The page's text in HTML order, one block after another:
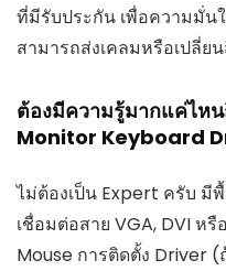
ที่มีรับประกัน เพื่อความมั่น
สามารถส่งเคลมหรือเปลี่ย
ต้องมีความรู้มากแค่ไห
Monitor Keyboard
ไม่ต้องเป็น Expert ครับ มี
เชื่อมต่อสาย VGA, DVI ห
Mouse การติดตั้ง Driver